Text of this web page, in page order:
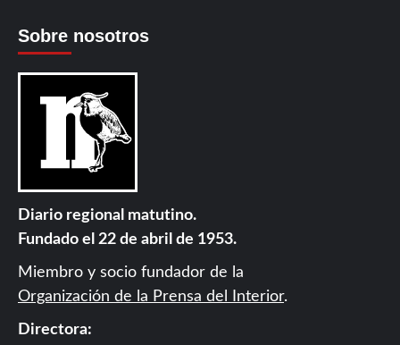
Sobre nosotros
Diario regional matutino.
Fundado el 22 de abril de 1953.
Miembro y socio fundador de la
Organización de la Prensa del Interior.
Directora: